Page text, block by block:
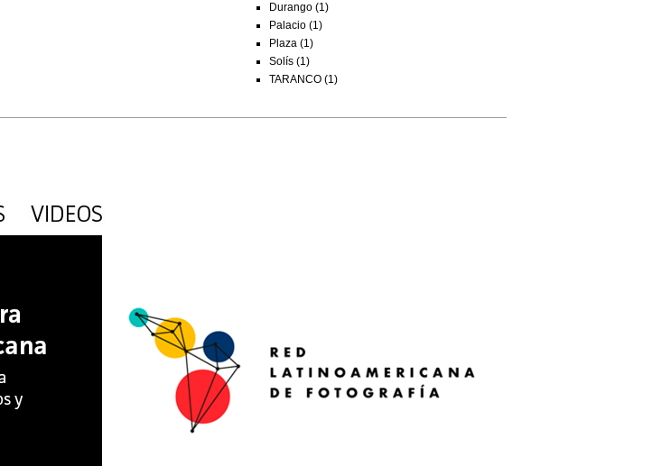
Durango (1)
Palacio (1)
Plaza (1)
Solís (1)
TARANCO (1)